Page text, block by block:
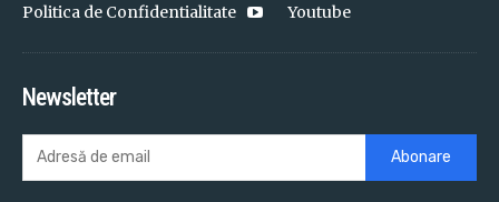
Politica de Confidentialitate
Youtube
Newsletter
Abonare